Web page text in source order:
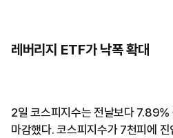
레버리지 ETF가 낙폭 확대
2일 코스피지수는 전날보다
마감했다. 코스피지수가 7천피에